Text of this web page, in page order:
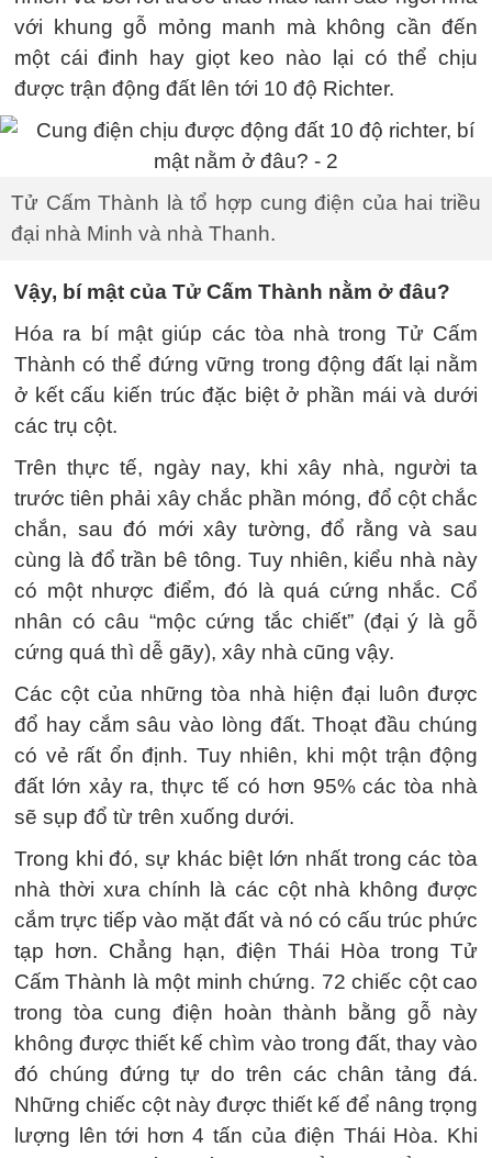
với khung gỗ mỏng manh mà không cần đến
một cái đinh hay giọt keo nào lại có thể chịu
được trận động đất lên tới 10 độ Richter.
Tử Cấm Thành là tổ hợp cung điện của hai triều
đại nhà Minh và nhà Thanh.
Vậy, bí mật của Tử Cấm Thành nằm ở đâu?
Hóa ra bí mật giúp các tòa nhà trong Tử Cấm
Thành có thể đứng vững trong động đất lại nằm
ở kết cấu kiến trúc đặc biệt ở phần mái và dưới
các trụ cột.
Trên thực tế, ngày nay, khi xây nhà, người ta
trước tiên phải xây chắc phần móng, đổ cột chắc
chắn, sau đó mới xây tường, đổ rằng và sau
cùng là đổ trần bê tông. Tuy nhiên, kiểu nhà này
có một nhược điểm, đó là quá cứng nhắc. Cổ
nhân có câu “mộc cứng tắc chiết” (đại ý là gỗ
cứng quá thì dễ gãy), xây nhà cũng vậy.
Các cột của những tòa nhà hiện đại luôn được
đổ hay cắm sâu vào lòng đất. Thoạt đầu chúng
có vẻ rất ổn định. Tuy nhiên, khi một trận động
đất lớn xảy ra, thực tế có hơn 95% các tòa nhà
sẽ sụp đổ từ trên xuống dưới.
Trong khi đó, sự khác biệt lớn nhất trong các tòa
nhà thời xưa chính là các cột nhà không được
cắm trực tiếp vào mặt đất và nó có cấu trúc phức
tạp hơn. Chẳng hạn, điện Thái Hòa trong Tử
Cấm Thành là một minh chứng. 72 chiếc cột cao
trong tòa cung điện hoàn thành bằng gỗ này
không được thiết kế chìm vào trong đất, thay vào
đó chúng đứng tự do trên các chân tảng đá.
Những chiếc cột này được thiết kế để nâng trọng
lượng lên tới hơn 4 tấn của điện Thái Hòa. Khi